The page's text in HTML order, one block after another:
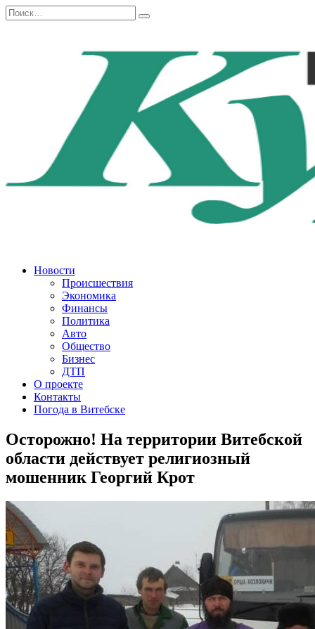
Перейти
к
Search
for:
Новости
Происшествия
Экономика
Финансы
Политика
Авто
Общество
Бизнес
ДТП
О проекте
Контакты
Погода в Витебске
Осторожно! На территории Витебской
области действует религиозный
мошенник Георгий Крот